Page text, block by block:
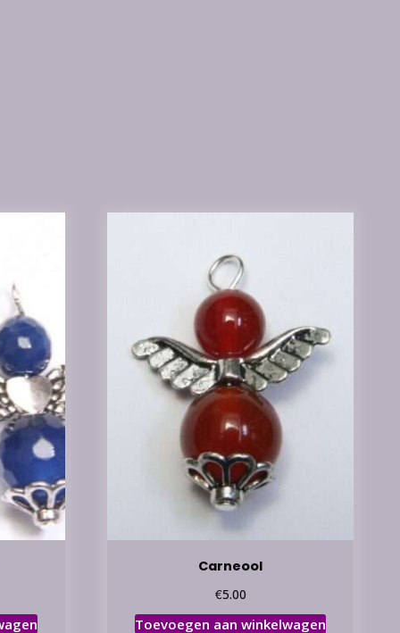
Carneool
€5.00
Toevoegen aan winkelwagen